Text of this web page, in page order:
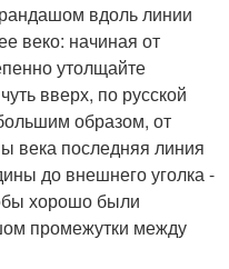
вдоль линии
веко: начиная от
утолщайте
вверх, по русской
образом, от
века последняя линия
до внешнего уголка -
хорошо были
промежутки между